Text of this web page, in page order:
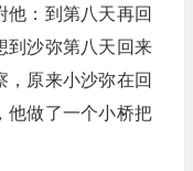
他：到第八天再回
到沙弥第八天回来
，原来小沙弥在回
他做了一个小桥把